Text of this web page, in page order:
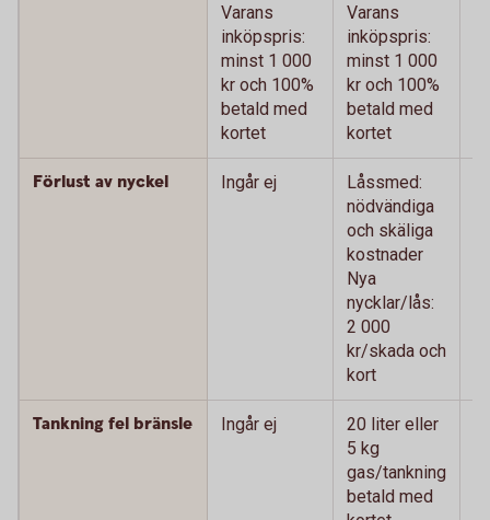
Varans
inköpspris:
minst 1 000
kr och 100%
betald med
kortet
Varans
inköpspris:
minst 1 000
kr och 100%
betald med
kortet
Förlust av nyckel Ingår ej
Låssmed:
nödvändiga
och skäliga
kostnader
Nya
nycklar/lås:
2 000
kr/skada och
kort
Tankning fel bränsle Ingår ej
20 liter eller
5 kg
gas/tankning
betald med